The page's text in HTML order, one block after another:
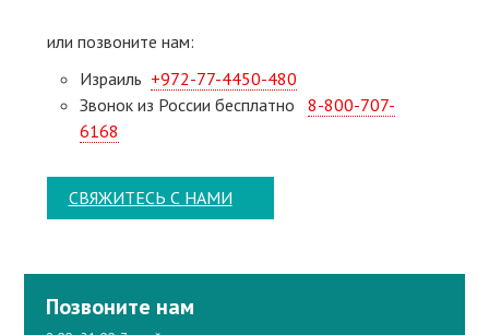
или позвоните нам:
Израиль +972-77-4450-480
Звонок из России бесплатно 8-800-707-
6168
СВЯЖИТЕСЬ С НАМИ
Позвоните нам